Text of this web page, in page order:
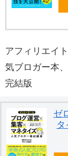
アフィリエイ
気ブロガー本
完結版
ゼ